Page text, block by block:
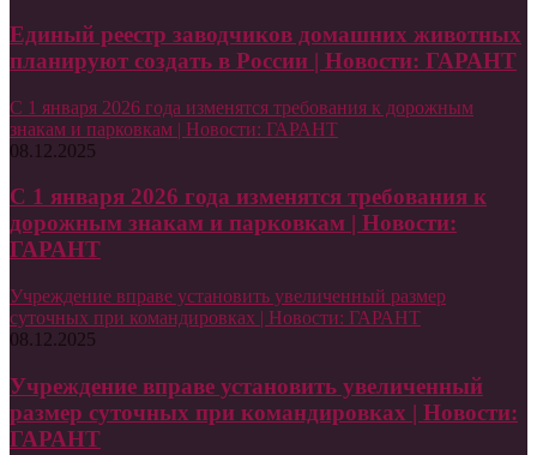
Единый реестр заводчиков домашних животных
планируют создать в России | Новости: ГАРАНТ
С 1 января 2026 года изменятся требования к дорожным
знакам и парковкам | Новости: ГАРАНТ
08.12.2025
С 1 января 2026 года изменятся требования к
дорожным знакам и парковкам | Новости:
ГАРАНТ
Учреждение вправе установить увеличенный размер
суточных при командировках | Новости: ГАРАНТ
08.12.2025
Учреждение вправе установить увеличенный
размер суточных при командировках | Новости:
ГАРАНТ